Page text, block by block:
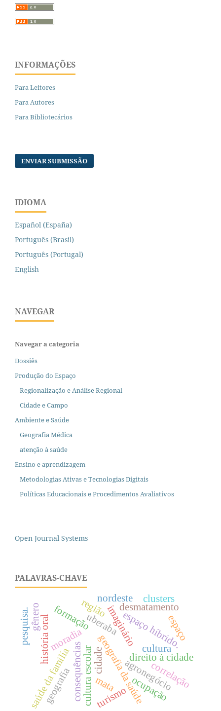
INFORMAÇÕES
Para Leitores
Para Autores
Para Bibliotecários
ENVIAR SUBMISSÃO
IDIOMA
Español (España)
Português (Brasil)
Português (Portugal)
English
NAVEGAR
Navegar a categoria
Dossiês
Produção do Espaço
Regionalização e Análise Regional
Cidade e Campo
Ambiente e Saúde
Geografia Médica
atenção à saúde
Ensino e aprendizagem
Metodologias Ativas e Tecnologias Digitais
Políticas Educacionais e Procedimentos Avaliativos
Open Journal Systems
PALAVRAS-CHAVE
geografia da saúde
imaginário
agronegócio
uberaba
moradia
ocupação
direito à cidade
cultura escolar
história oral cidade
formação espaço híbrido.
desmatamento
consequências mata
regiãonordeste
saúde da familía turismo
espaço
geografia correlação
clusters
gênero
pesquisa.
cultura